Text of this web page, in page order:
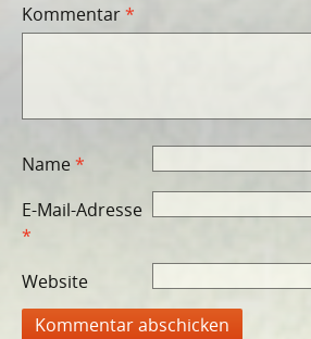
Kommentar*
Name*
E-Mail-Adresse
*
Website